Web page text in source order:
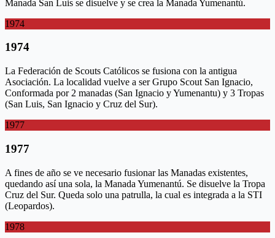
Manada San Luis se disuelve y se crea la Manada Yumenantú.
1974
1974
La Federación de Scouts Católicos se fusiona con la antigua
Asociación. La localidad vuelve a ser Grupo Scout San Ignacio,
Conformada por 2 manadas (San Ignacio y Yumenantu) y 3 Tropas
(San Luis, San Ignacio y Cruz del Sur).
1977
1977
A fines de año se ve necesario fusionar las Manadas existentes,
quedando así una sola, la Manada Yumenantú. Se disuelve la Tropa
Cruz del Sur. Queda solo una patrulla, la cual es integrada a la STI
(Leopardos).
1978